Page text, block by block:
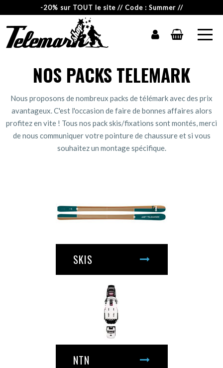
-20% sur TOUT le site // Code : Summer //
NOS PACKS TELEMARK
Nous proposons de nombreux packs de télémark avec des prix
avantageux. C'est l'occasion de faire de bonnes affaires alors
profitez en vite ! Tous nos pack skis/fixations sont montés, merci
de nous communiquer votre pointure de chaussure et si vous
souhaitez un montage spécifique.
SKIS
NTN